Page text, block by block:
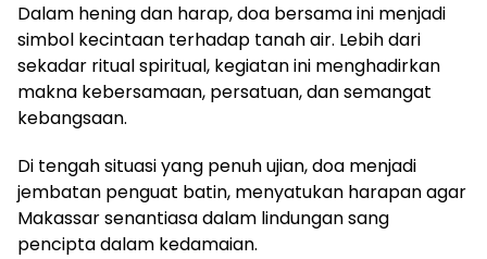
Dalam hening dan harap, doa bersama ini menjadi
simbol kecintaan terhadap tanah air. Lebih dari
sekadar ritual spiritual, kegiatan ini menghadirkan
makna kebersamaan, persatuan, dan semangat
kebangsaan.
Di tengah situasi yang penuh ujian, doa menjadi
jembatan penguat batin, menyatukan harapan agar
Makassar senantiasa dalam lindungan sang
pencipta dalam kedamaian.